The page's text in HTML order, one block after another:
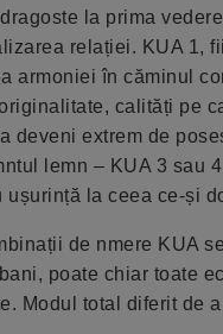
la prima
relației. KUA 1,
armoniei în căminul
calități pe
deveni extrem de
lemn – KUA 3 sau
la ceea ce-și
de nmere KUA
poate chiar toate
Modul total diferit de